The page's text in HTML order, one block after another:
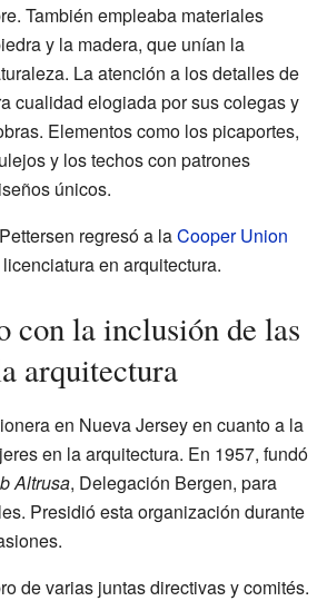
También empleaba materiales
y la madera, que unían la
La atención a los detalles de
cualidad elogiada por sus colegas y
Elementos como los picaportes,
y los techos con patrones
únicos.
regresó a laCooper Union
en arquitectura.
con la inclusión de las
arquitectura
en Nueva Jersey en cuanto a la
en la arquitectura. En 1957, fundó
Altrusa, Delegación Bergen, para
Presidió esta organización durante
de varias juntas directivas y comités.